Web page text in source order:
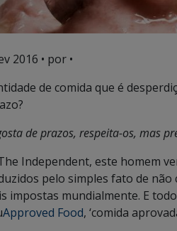
2016 • por •
de comida que é
de prazos, respeita-os, mas
Independent, este homem
pelo simples fato de não
impostas mundialmente. E
Approved Food, ‘comida